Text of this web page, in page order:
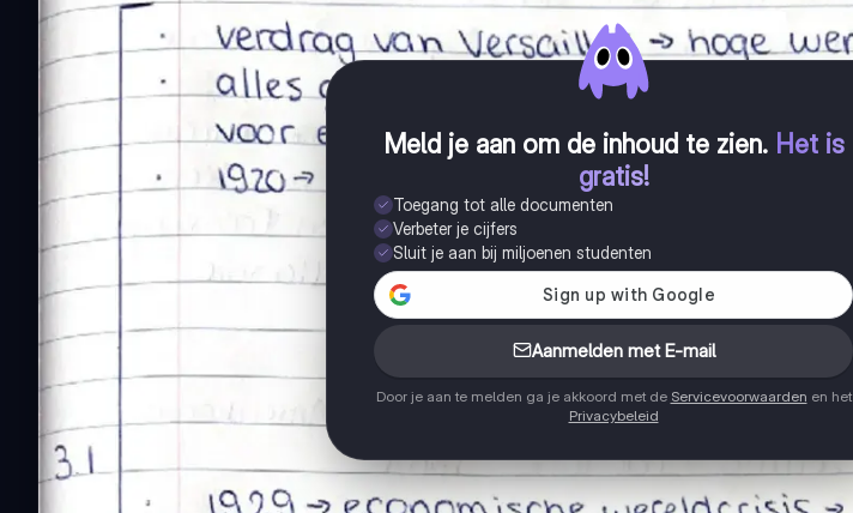
Meld je aan om de inhoud te zien. Het is
gratis!
Toegang tot alle documenten
Verbeter je cijfers
Sluit je aan bij miljoenen studenten
Aanmelden met E-mail
Door je aan te melden ga je akkoord met de Servicevoorwaarden en het
Privacybeleid